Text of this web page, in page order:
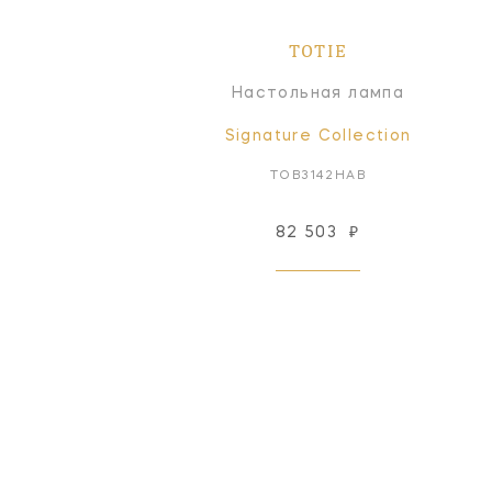
TOTIE
Настольная лампа
Signature Collection
TOB3142HAB
82 503 ₽